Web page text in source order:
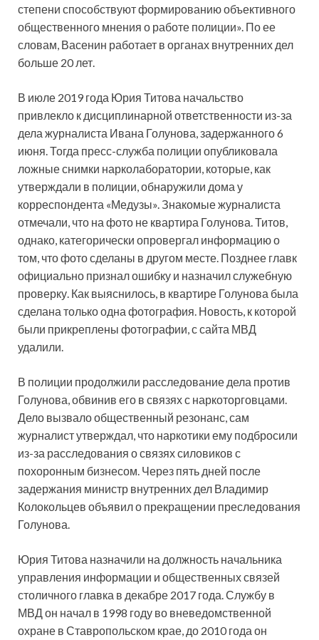
степени способствуют формированию объективного
общественного мнения о работе полиции». По ее
словам, Васенин работает в органах внутренних дел
больше 20 лет.
В июле 2019 года Юрия Титова начальство
привлекло к дисциплинарной ответственности из-за
дела журналиста Ивана Голунова, задержанного 6
июня. Тогда пресс-служба полиции опубликовала
ложные снимки нарколаборатории, которые, как
утверждали в полиции, обнаружили дома у
корреспондента «Медузы». Знакомые журналиста
отмечали, что на фото не квартира Голунова. Титов,
однако, категорически опровергал информацию о
том, что фото сделаны в другом месте. Позднее главк
официально признал ошибку и назначил служебную
проверку. Как выяснилось, в квартире Голунова была
сделана только одна фотография. Новость, к которой
были прикреплены фотографии, с сайта МВД
удалили.
В полиции продолжили расследование дела против
Голунова, обвинив его в связях с наркоторговцами.
Дело вызвало общественный резонанс, сам
журналист утверждал, что наркотики ему подбросили
из-за расследования о связях силовиков с
похоронным бизнесом. Через пять дней после
задержания министр внутренних дел Владимир
Колокольцев объявил о прекращении преследования
Голунова.
Юрия Титова назначили на должность начальника
управления информации и общественных связей
столичного главка в декабре 2017 года. Службу в
МВД он начал в 1998 году во вневедомственной
охране в Ставропольском крае, до 2010 года он